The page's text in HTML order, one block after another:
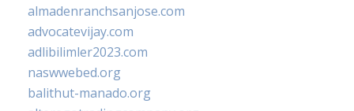
almadenranchsanjose.com
advocatevijay.com
adlibilimler2023.com
naswwebed.org
balithut-manado.org